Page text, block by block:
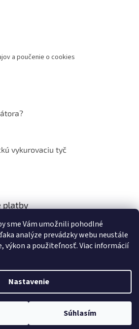
sme Vám umožnili pohodlné
analýze prevádzky webu neustále
výkon a použiteľnosť. Viac informácií
Nastavenie
Súhlasím
a poučenie o cookies
vykurovaciu tyč
platby
Vytvoril Shoptet
Radiátor. Všetky práva vyhradené.
nastavenie cookies